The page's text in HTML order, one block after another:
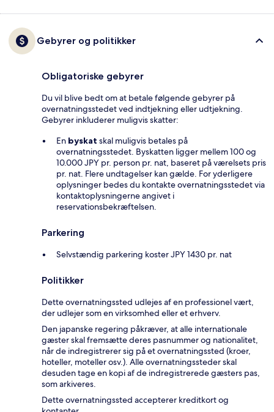
Gebyrer og politikker
Obligatoriske gebyrer
Du vil blive bedt om at betale følgende gebyrer på
overnatningsstedet ved indtjekning eller udtjekning.
Gebyrer inkluderer muligvis skatter:
En byskat skal muligvis betales på
overnatningsstedet. Byskatten ligger mellem 100 og
10.000 JPY pr. person pr. nat, baseret på værelsets pris
pr. nat. Flere undtagelser kan gælde. For yderligere
oplysninger bedes du kontakte overnatningsstedet via
kontaktoplysningerne angivet i
reservationsbekræftelsen.
Parkering
Selvstændig parkering koster JPY 1430 pr. nat
Politikker
Dette overnatningssted udlejes af en professionel vært,
der udlejer som en virksomhed eller et erhverv.
Den japanske regering påkræver, at alle internationale
gæster skal fremsætte deres pasnummer og nationalitet,
når de indregistrerer sig på et overnatningssted (kroer,
hoteller, moteller osv.). Alle overnatningssteder skal
desuden tage en kopi af de indregistrerede gæsters pas,
som arkiveres.
Dette overnatningssted accepterer kreditkort og